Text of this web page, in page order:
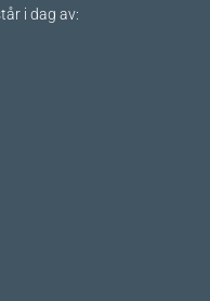
i dag av: